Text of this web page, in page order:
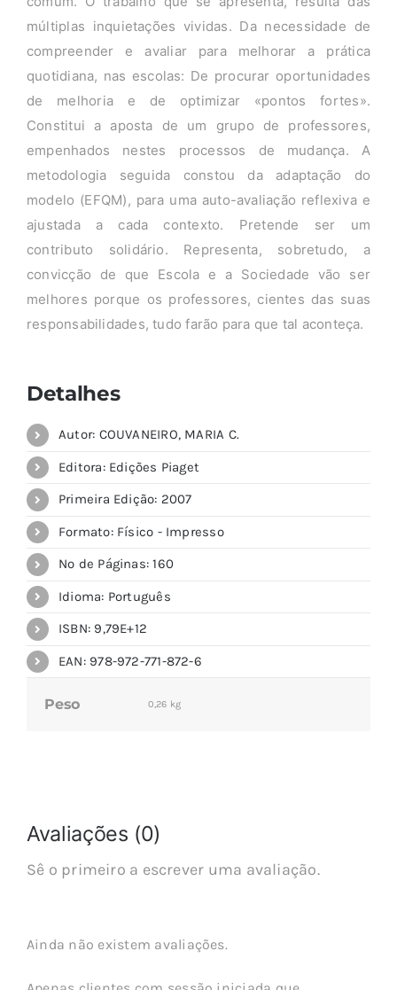
múltiplas inquietações vividas. Da necessidade de
compreender e avaliar para melhorar a prática
quotidiana, nas escolas: De procurar oportunidades
de melhoria e de optimizar «pontos fortes».
Constitui a aposta de um grupo de professores,
empenhados nestes processos de mudança. A
metodologia seguida constou da adaptação do
modelo (EFQM), para uma auto-avaliação reflexiva e
ajustada a cada contexto. Pretende ser um
contributo solidário. Representa, sobretudo, a
convicção de que Escola e a Sociedade vão ser
melhores porque os professores, cientes das suas
responsabilidades, tudo farão para que tal aconteça.
Detalhes
Autor: COUVANEIRO, MARIA C.
Editora: Edições Piaget
Primeira Edição: 2007
Formato: Físico - Impresso
Nº de Páginas: 160
Idioma: Português
ISBN: 9,79E+12
EAN: 978-972-771-872-6
Peso 0,26 kg
Avaliações (0)
Sê o primeiro a escrever uma avaliação.
Ainda não existem avaliações.